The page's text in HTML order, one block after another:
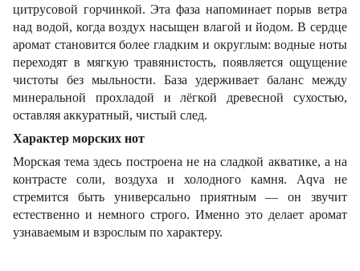
цитрусовой горчинкой. Эта фаза напоминает порыв ветра
над водой, когда воздух насыщен влагой и йодом. В сердце
аромат становится более гладким и округлым: водные ноты
переходят в мягкую травянистость, появляется ощущение
чистоты без мыльности. База удерживает баланс между
минеральной прохладой и лёгкой древесной сухостью,
оставляя аккуратный, чистый след.
Характер морских нот
Морская тема здесь построена не на сладкой акватике, а на
контрасте соли, воздуха и холодного камня. Aqva не
стремится быть универсально приятным — он звучит
естественно и немного строго. Именно это делает аромат
узнаваемым и взрослым по характеру.